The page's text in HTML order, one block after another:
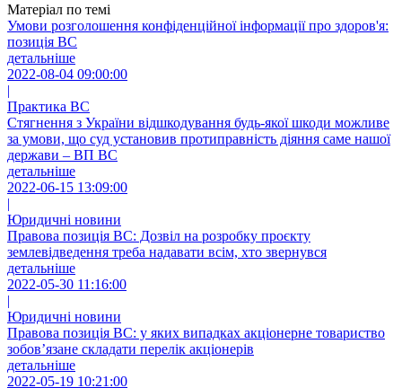
Матеріал по темі
Умови розголошення конфіденційної інформації про здоров'я:
позиція ВС
детальніше
2022-08-04 09:00:00
|
Практика ВС
Стягнення з України відшкодування будь-якої шкоди можливе
за умови, що суд установив протиправність діяння саме нашої
держави – ВП ВС
детальніше
2022-06-15 13:09:00
|
Юридичні новини
Правова позиція ВС: Дозвіл на розробку проєкту
землевідведення треба надавати всім, хто звернувся
детальніше
2022-05-30 11:16:00
|
Юридичні новини
Правова позиція ВС: у яких випадках акціонерне товариство
зобов’язане складати перелік акціонерів
детальніше
2022-05-19 10:21:00